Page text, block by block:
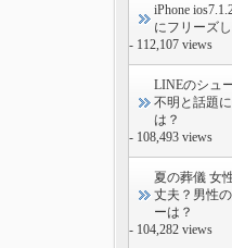
iPhone
にフリーズ
- 112,107 views
LINEのシュ
不明と話題
は？
- 108,493 views
夏の葬儀 女
丈夫？男性
ーは？
- 104,282 views